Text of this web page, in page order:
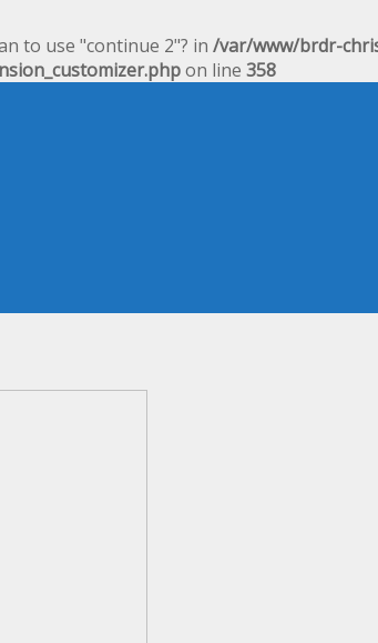
to use "continue 2"? in /var/www/brdr-
on line 358